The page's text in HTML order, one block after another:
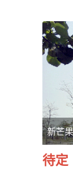
新芒
待定